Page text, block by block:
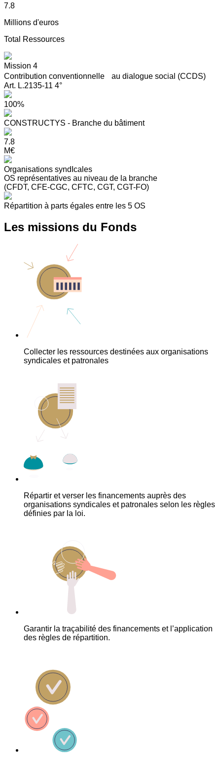
7.8
Millions d'euros
Total Ressources
Mission 4
Contribution conventionnelle au dialogue social (CCDS)
Art. L.2135-11 4°
100%
CONSTRUCTYS - Branche du bâtiment
7.8
M€
Organisations syndIcales
OS représentatives au niveau de la branche
(CFDT, CFE-CGC, CFTC, CGT, CGT-FO)
Répartition à parts égales entre les 5 OS
Les missions du Fonds
Collecter les ressources destinées aux organisations
syndicales et patronales
Répartir et verser les financements auprès des
organisations syndicales et patronales selon les règles
définies par la loi.
Garantir la traçabilité des financements et l’application
des règles de répartition.